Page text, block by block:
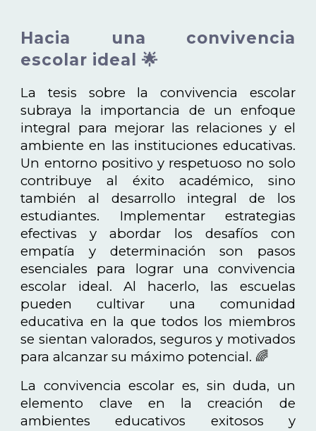
Hacia una convivencia
escolar ideal 🌟
La tesis sobre la convivencia escolar
subraya la importancia de un enfoque
integral para mejorar las relaciones y el
ambiente en las instituciones educativas.
Un entorno positivo y respetuoso no solo
contribuye al éxito académico, sino
también al desarrollo integral de los
estudiantes. Implementar estrategias
efectivas y abordar los desafíos con
empatía y determinación son pasos
esenciales para lograr una convivencia
escolar ideal. Al hacerlo, las escuelas
pueden cultivar una comunidad
educativa en la que todos los miembros
se sientan valorados, seguros y motivados
para alcanzar su máximo potencial. 🌈
La convivencia escolar es, sin duda, un
elemento clave en la creación de
ambientes educativos exitosos y